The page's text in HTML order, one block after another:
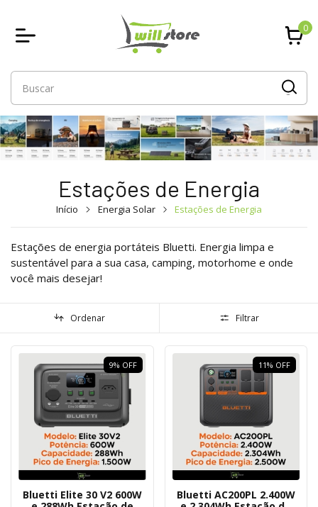
0
Estações de Energia
Início Energia Solar Estações de Energia
Estações de energia portáteis Bluetti. Energia limpa e
sustentável para a sua casa, camping, motorhome e onde
você mais desejar!
Ordenar Filtrar
9% OFF
Bluetti Elite 30 V2 600W
11% OFF
Bluetti AC200PL 2.400W